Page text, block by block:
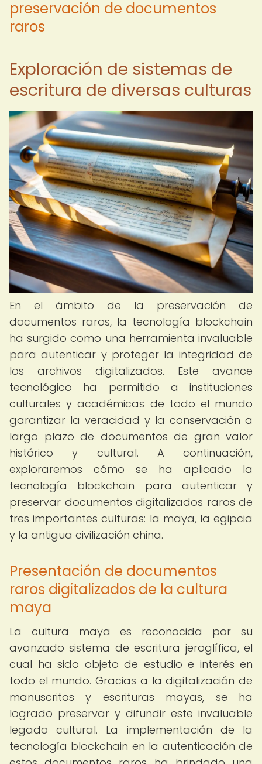
preservación de documentos
raros
Exploración de sistemas de
escritura de diversas culturas
En el ámbito de la preservación de
documentos raros, la tecnología blockchain
ha surgido como una herramienta invaluable
para autenticar y proteger la integridad de
los archivos digitalizados. Este avance
tecnológico ha permitido a instituciones
culturales y académicas de todo el mundo
garantizar la veracidad y la conservación a
largo plazo de documentos de gran valor
histórico y cultural. A continuación,
exploraremos cómo se ha aplicado la
tecnología blockchain para autenticar y
preservar documentos digitalizados raros de
tres importantes culturas: la maya, la egipcia
y la antigua civilización china.
Presentación de documentos
raros digitalizados de la cultura
maya
La cultura maya es reconocida por su
avanzado sistema de escritura jeroglífica, el
cual ha sido objeto de estudio e interés en
todo el mundo. Gracias a la digitalización de
manuscritos y escrituras mayas, se ha
logrado preservar y difundir este invaluable
legado cultural. La implementación de la
tecnología blockchain en la autenticación de